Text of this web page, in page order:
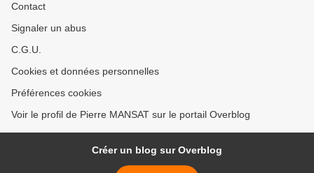
Contact
Signaler un abus
C.G.U.
Cookies et données personnelles
Préférences cookies
Voir le profil de Pierre MANSAT sur le portail Overblog
Créer un blog sur Overblog